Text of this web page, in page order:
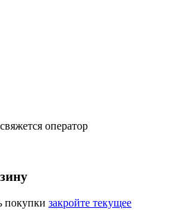
оператор
покупки закройте текущее